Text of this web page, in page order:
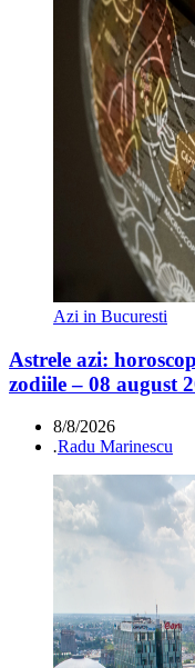
Azi in Bucuresti
Astrele azi:
zodiile – 08 august
8/8/2026
.Radu Marinescu